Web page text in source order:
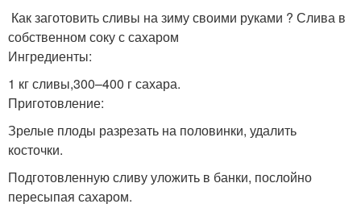
Как заготовить сливы на зиму своими руками ? Слива в
собственном соку с сахаром
Ингредиенты:
1 кг сливы,300–400 г сахара.
Приготовление:
Зрелые плоды разрезать на половинки, удалить
косточки.
Подготовленную сливу уложить в банки, послойно
пересыпая сахаром.